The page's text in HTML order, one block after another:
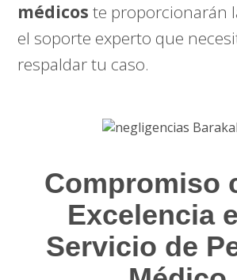
médicos te proporcionarán
el soporte experto que
respaldar tu caso.
Compromiso
Excelencia
Servicio de